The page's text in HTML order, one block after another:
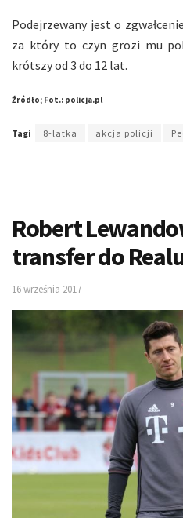
Podejrzewany jest o
za który to czyn grozi mu
krótszy od 3 do 12 lat.
Źródło; Fot.: policja.pl
Tagi 8-latka akcja policji
Robert
transfer do
16 września 2017